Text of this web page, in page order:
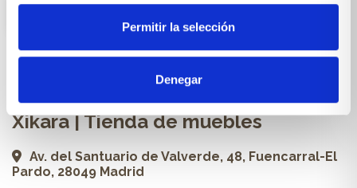
Permitir la selección
Denegar
ES
Contacto
Xikara | Tienda de muebles
Av. del Santuario de Valverde, 48, Fuencarral-El
Pardo, 28049 Madrid